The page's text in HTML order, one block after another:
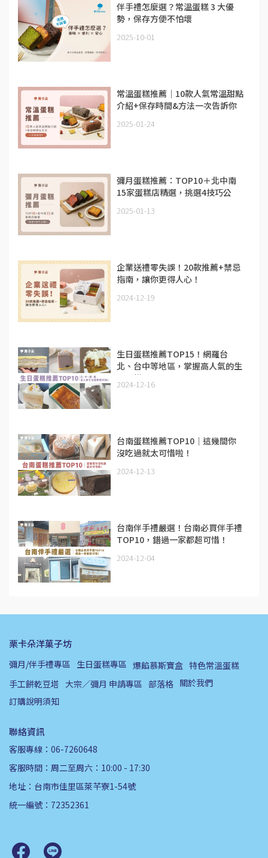
伴手禮怎麼選？常溫蛋糕 3 大優
勢，保存方便不怕壞
2025-10-01
常溫蛋糕推薦｜10款人氣常溫甜點
介紹+保存時間&方法一次告訴你
2025-01-24
彌月蛋糕推薦：TOP10＋北中南
15家蛋糕店精選，挑選4技巧公
2025-01-13
企業送禮零失誤！20款推薦+禁忌
指南，讓你更得人心！
2024-12-19
生日蛋糕推薦TOP15！網羅台
北、台中等地區，掌握高人氣的生
日蛋糕！
2024-12-16
台南蛋糕推薦TOP10｜這幾間你
沒吃過就太可惜啦！
2024-12-13
台南伴手禮嚴選！台南必買伴手禮
TOP10，錯過一家都超可惜！
2024-12-04
栗卡朵洋菓子坊
彌月/伴手禮專區 生日蛋糕專區 爆餡慕斯寶盒 特色常溫蛋糕
手工餅乾豆塔 大宗／彌月 申請專區 部落格 關於我們
訂購說明須知
聯絡資訊
客服專線：06-7260648
客服時間：周二至周六：10:00 - 17:30
地址：台南市佳里區萊芊寮1-54號
統一編號：72352361